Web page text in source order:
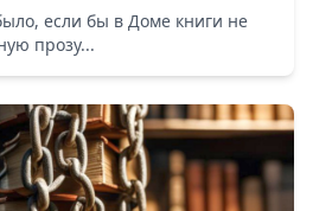
если бы в Доме книги не
прозу...